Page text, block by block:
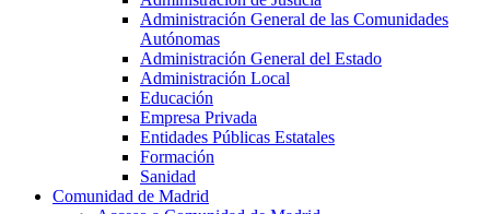
Administración General de las Comunidades
Autónomas
Administración General del Estado
Administración Local
Educación
Empresa Privada
Entidades Públicas Estatales
Formación
Sanidad
Comunidad de Madrid